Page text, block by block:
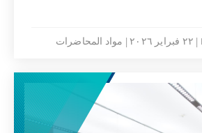
٢٢ فبراير ٢٠٢٦ مواد المحاضرات